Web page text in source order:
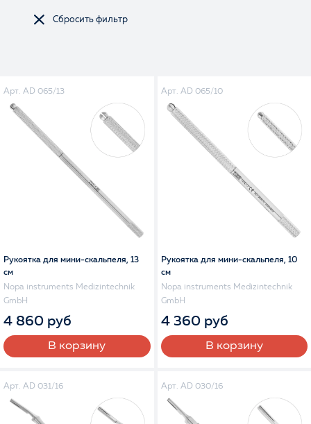
Арт. AD 065/13
Рукоятка для мини-скальпеля, 13
см
Nopa instruments Medizintechnik
GmbH
4 860 руб
В корзину
Арт. AD 065/10
Рукоятка для мини-скальпеля, 10
см
Nopa instruments Medizintechnik
GmbH
4 360 руб
В корзину
Арт. AD 031/16 Арт. AD 030/16